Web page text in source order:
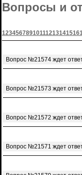
Вопросы и
12345678910111213141516
Вопрос №21574 ждет
Вопрос №21573 ждет
Вопрос №21572 ждет
Вопрос №21571 ждет